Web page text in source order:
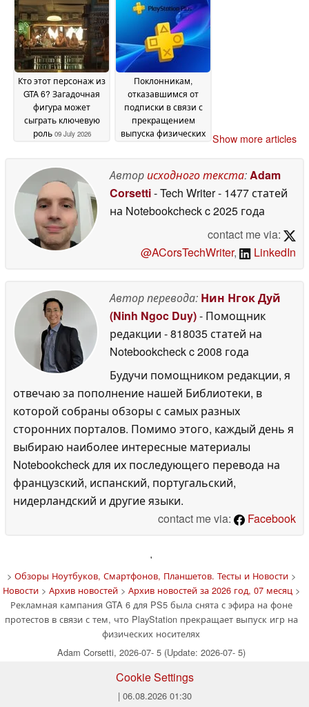
кратное улучшение
характеристик
2026
которую поддержали
более 250 000
геймеров
Кто этот персонаж из
GTA 6? Загадочная
фигура может
сыграть ключевую
роль 09 July 2026
Поклонникам,
отказавшимся от
подписки в связи с
прекращением
выпуска физических
скидки на PlayStation
Plus в размере 50 %
08 July 2026
Show more articles
Авторисходного текста:Adam
Corsetti- Tech Writer- 1477 статей
на Notebookcheckc 2025 года
contact me via:
@ACorsTechWriter, LinkedIn
Автор перевода: Нин Нгок Дуй
(Ninh Ngoc Duy)- Помощник
редакции - 818035 статей на
Notebookcheckc 2008 года
Будучи помощником редакции, я
отвечаю за пополнение нашей Библиотеки, в
которой собраны обзоры с самых разных
сторонних порталов. Помимо этого, каждый день я
выбираю наиболее интересные материалы
Notebookcheck для их последующего перевода на
французский, испанский, португальский,
нидерландский и другие языки.
contact me via:
Facebook
'
> Обзоры Ноутбуков, Смартфонов, Планшетов. Тесты и Новости>
Новости> Архив новостей> Архив новостей за 2026 год, 07 месяц>
Рекламная кампания GTA 6 для PS5 была снята с эфира на фоне
протестов в связи с тем, что PlayStation прекращает выпуск игр на
физических носителях
Adam Corsetti, 2026-07- 5 (Update: 2026-07- 5)
Cookie Settings
| 06.08.2026 01:30